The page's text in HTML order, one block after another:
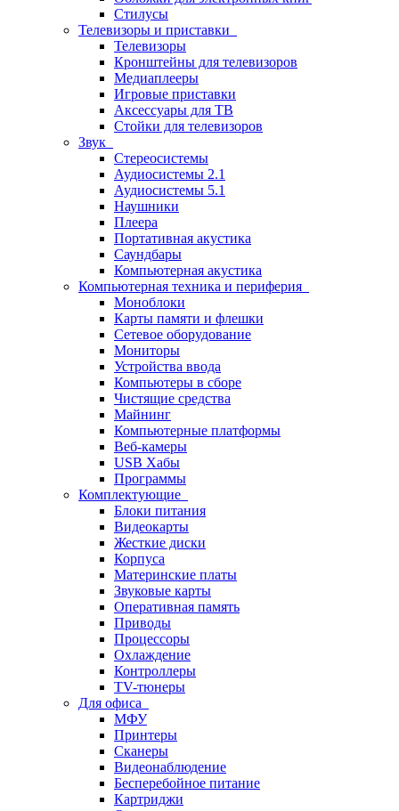
Стилусы
Телевизоры и приставки
Телевизоры
Кронштейны для телевизоров
Медиаплееры
Игровые приставки
Аксессуары для ТВ
Стойки для телевизоров
Звук
Стереосистемы
Аудиосистемы 2.1
Аудиосистемы 5.1
Наушники
Плеера
Портативная акустика
Саундбары
Компьютерная акустика
Компьютерная техника и периферия
Моноблоки
Карты памяти и флешки
Сетевое оборудование
Мониторы
Устройства ввода
Компьютеры в сборе
Чистящие средства
Майнинг
Компьютерные платформы
Веб-камеры
USB Хабы
Программы
Комплектующие
Блоки питания
Видеокарты
Жесткие диски
Корпуса
Материнские платы
Звуковые карты
Оперативная память
Приводы
Процессоры
Охлаждение
Контроллеры
TV-тюнеры
Для офиса
МФУ
Принтеры
Сканеры
Видеонаблюдение
Бесперебойное питание
Картриджи